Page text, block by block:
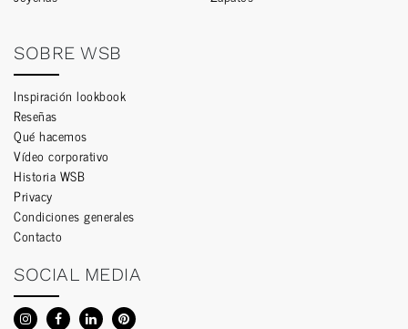
SOBRE WSB
Inspiración lookbook
Reseñas
Qué hacemos
Vídeo corporativo
Historia WSB
Privacy
Condiciones generales
Contacto
SOCIAL MEDIA